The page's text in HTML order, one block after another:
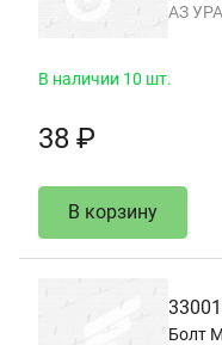
АЗ
В наличии 10 шт.
38 ₽
В корзину
Болт